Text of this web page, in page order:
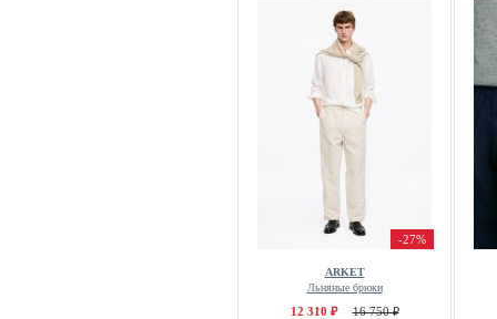
-27%
ARKET
Льняные брюки
12 310 ₽ 16 750 ₽